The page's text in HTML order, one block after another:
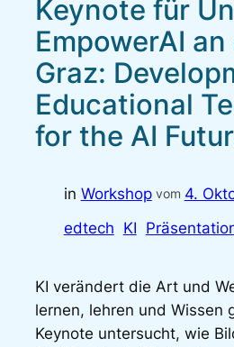
Keynote für
EmpowerAI an
Graz:
Educational
for the AI
in Workshop vom 4.
edtech KI
KI verändert die Art und
lernen, lehren und Wissen
Keynote untersucht, wie